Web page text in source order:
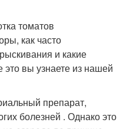
томатов
как часто
и какие
вы узнаете из нашей
препарат,
болезней . Однако это